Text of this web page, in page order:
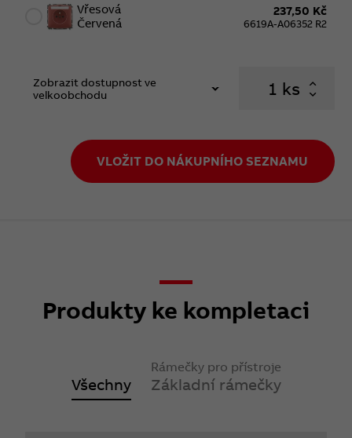
Vřesová
Červená
237,50 Kč
6619A-A06352 R2
Zobrazit dostupnost ve
velkoobchodu
ks
VLOŽIT DO NÁKUPNÍHO SEZNAMU
Produkty ke kompletaci
Všechny
Rámečky pro přístroje
Základní rámečky